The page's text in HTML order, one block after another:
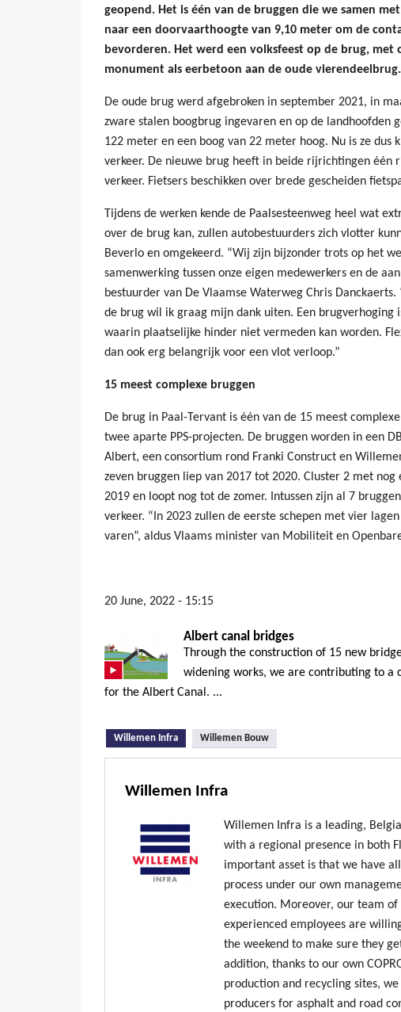
geopend. Het is één van de bruggen die we samen
naar een doorvaarthoogte van 9,10 meter om de
bevorderen. Het werd een volksfeest op de brug, met
monument als eerbetoon aan de oude vierendeelbrug.
De oude brug werd afgebroken in september 2021, in
zware stalen boogbrug ingevaren en op de landhoofden
122 meter en een boog van 22 meter hoog. Nu is ze
verkeer. De nieuwe brug heeft in beide rijrichtingen één
verkeer. Fietsers beschikken over brede gescheiden
Tijdens de werken kende de Paalsesteenweg heel wat
over de brug kan, zullen autobestuurders zich vlotter
Beverlo en omgekeerd. “Wij zijn bijzonder trots op het
samenwerking tussen onze eigen medewerkers en de
bestuurder van De Vlaamse Waterweg Chris
de brug wil ik graag mijn dank uiten. Een brugverhoging
waarin plaatselijke hinder niet vermeden kan worden.
dan ook erg belangrijk voor een vlot verloop.”
15 meest complexe bruggen
De brug in Paal-Tervant is één van de 15 meest
twee aparte PPS-projecten. De bruggen worden in een
Albert, een consortium rond Franki Construct en
zeven bruggen liep van 2017 tot 2020. Cluster 2 met
2019 en loopt nog tot de zomer. Intussen zijn al 7
verkeer. “In 2023 zullen de eerste schepen met vier
varen”, aldus Vlaams minister van Mobiliteit en
20 June, 2022 - 15:15
Albert canal bridges
Through the construction of 15 new
widening works, we are contributing to a
for the Albert Canal. ...
Willemen Infra (active tab)
Willemen Bouw
Willemen Infra
Willemen Infra is a leading,
with a regional presence in both
important asset is that we have
process under our own
execution. Moreover, our team
experienced employees are
the weekend to make sure they
addition, thanks to our own
production and recycling sites,
producers for asphalt and road